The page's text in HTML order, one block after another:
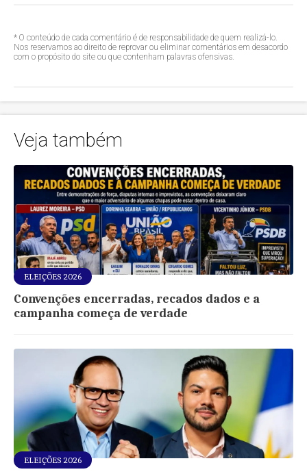
* O conteúdo de cada comentário é de responsabilidade de quem realizá-lo.
Nos reservamos ao direito de reprovar ou eliminar comentários em desacordo
com o propósito do site ou que contenham palavras ofensivas.
Veja também
ELEIÇÕES 2026
Convenções encerradas, recados dados e a
campanha começa de verdade
ELEIÇÕES 2026